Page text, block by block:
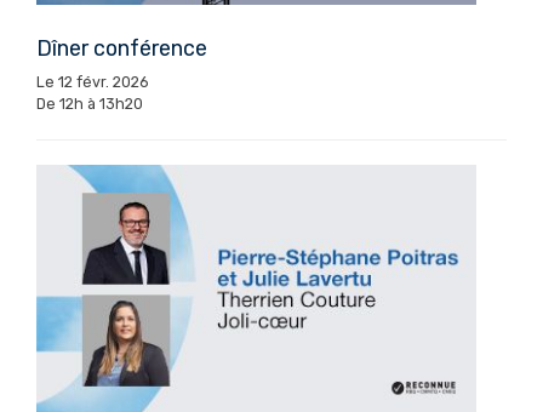
Dîner conférence
Le 12 févr. 2026
De 12h à 13h20